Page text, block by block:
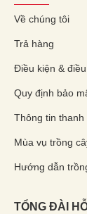
Về chúng tôi
Trả hàng
Điều kiện &
Quy định bảo
Thông tin thanh
Mùa vụ trồng
Hướng dẫn
TỔNG ĐÀI